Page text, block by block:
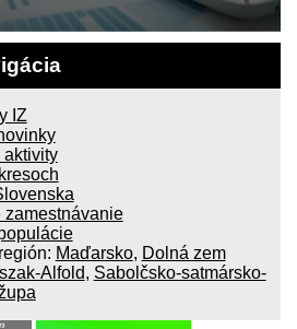
IZ
aktivity
zamestnávanie
Maďarsko, Dolná zem
Alfold, Sabolčsko-satmársko-